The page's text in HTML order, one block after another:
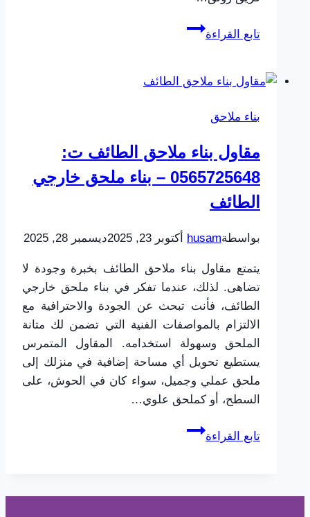
تابع القراءة
تركيب
الطائف
شعر
بالسطح
بناء ملاحق
مقاول بناء ملاحق الطائف ت:
0565725648 – بناء ملحق خارجي
الطائف
بواسطةhusam أكتوبر 23, 2025 ديسمبر 28, 2025
يتمتع مقاول بناء ملاحق الطائف بخبرة وجودة لا
تضاهى. لذلك، عندما تفكر في بناء ملحق خارجي
الطائف، فأنت تبحث عن الجودة والاحترافية مع
الالتزام بالمواصفات الفنية التي تضمن لك متانة
الملحق وسهولة استخدامه. المقاول المتمرس
يستطيع تحويل أي مساحة إضافية في منزلك إلى
ملحق عملي وجميل، سواء كان في الحوش، على
السطح، أو كملحق علوي…
تابع القراءة
مقاول